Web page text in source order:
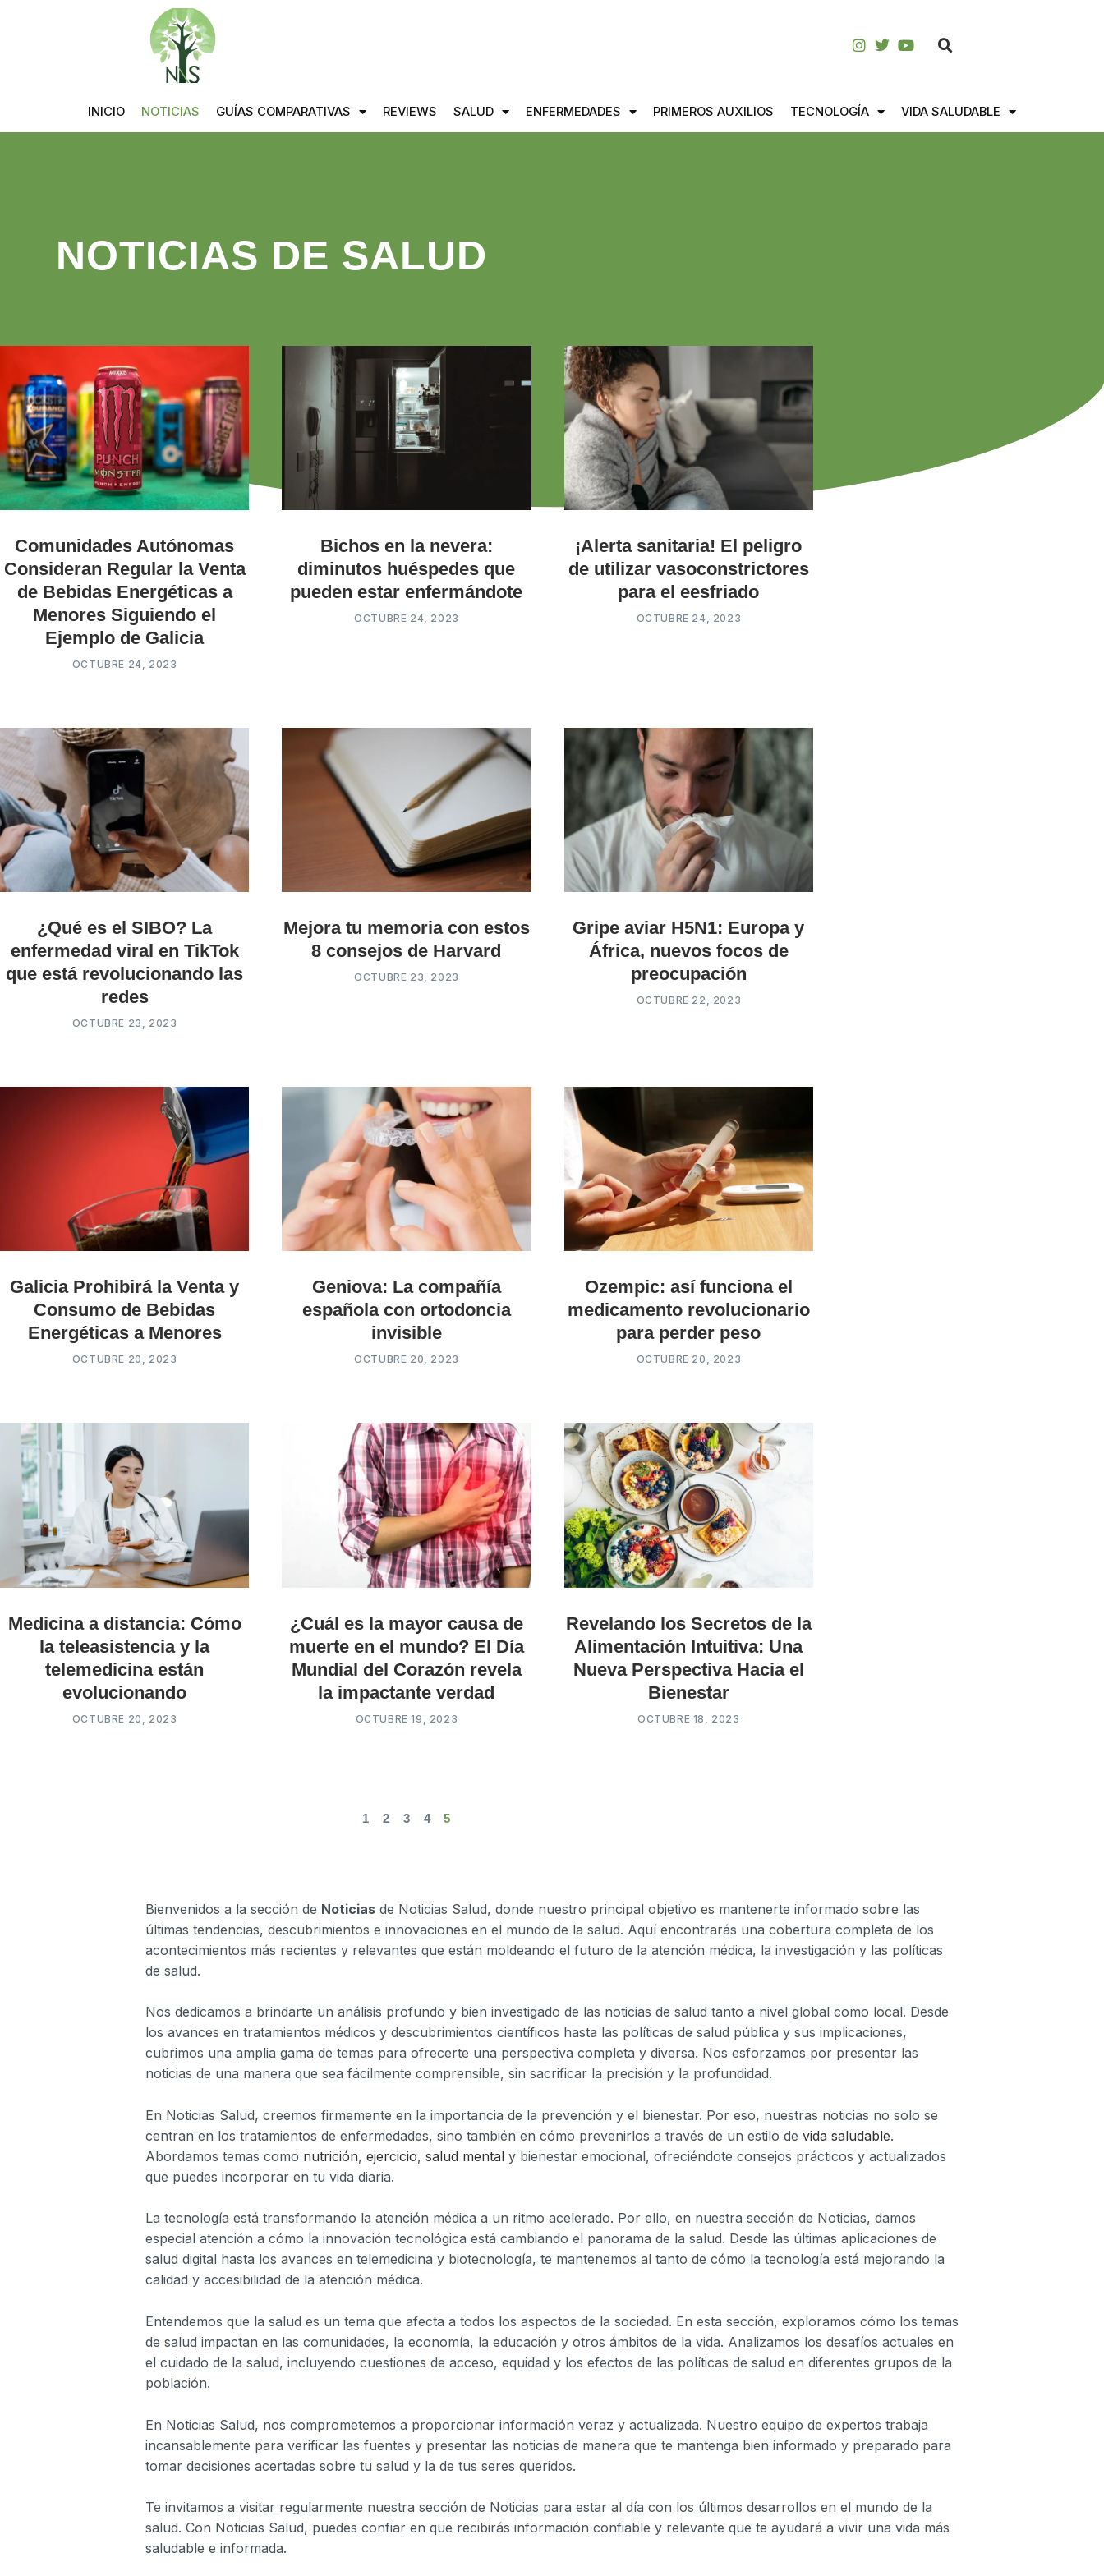
INICIO NOTICIAS GUÍAS COMPARATIVAS REVIEWS SALUD ENFERMEDADES PRIMEROS AUXILIOS TECNOLOGÍA VIDA SALUDABLE
NOTICIAS DE SALUD
Comunidades Autónomas
Consideran Regular la Venta
de Bebidas Energéticas a
Menores Siguiendo el
Ejemplo de Galicia
OCTUBRE 24, 2023
Bichos en la nevera:
diminutos huéspedes que
pueden estar enfermándote
OCTUBRE 24, 2023
¡Alerta sanitaria! El peligro
de utilizar vasoconstrictores
para el eesfriado
OCTUBRE 24, 2023
¿Qué es el SIBO? La
enfermedad viral en TikTok
que está revolucionando las
redes
OCTUBRE 23, 2023
Mejora tu memoria con estos
8 consejos de Harvard
OCTUBRE 23, 2023
Gripe aviar H5N1: Europa y
África, nuevos focos de
preocupación
OCTUBRE 22, 2023
Galicia Prohibirá la Venta y
Consumo de Bebidas
Energéticas a Menores
OCTUBRE 20, 2023
Geniova: La compañía
española con ortodoncia
invisible
OCTUBRE 20, 2023
Ozempic: así funciona el
medicamento revolucionario
para perder peso
OCTUBRE 20, 2023
Medicina a distancia: Cómo
la teleasistencia y la
telemedicina están
evolucionando
OCTUBRE 20, 2023
¿Cuál es la mayor causa de
muerte en el mundo? El Día
Mundial del Corazón revela
la impactante verdad
OCTUBRE 19, 2023
Revelando los Secretos de la
Alimentación Intuitiva: Una
Nueva Perspectiva Hacia el
Bienestar
OCTUBRE 18, 2023
1 2 3 4 5
Bienvenidos a la sección de Noticias de Noticias Salud, donde nuestro principal objetivo es mantenerte informado sobre las
últimas tendencias, descubrimientos e innovaciones en el mundo de la salud. Aquí encontrarás una cobertura completa de los
acontecimientos más recientes y relevantes que están moldeando el futuro de la atención médica, la investigación y las políticas
de salud.
Nos dedicamos a brindarte un análisis profundo y bien investigado de las noticias de salud tanto a nivel global como local. Desde
los avances en tratamientos médicos y descubrimientos científicos hasta las políticas de salud pública y sus implicaciones,
cubrimos una amplia gama de temas para ofrecerte una perspectiva completa y diversa. Nos esforzamos por presentar las
noticias de una manera que sea fácilmente comprensible, sin sacrificar la precisión y la profundidad.
En Noticias Salud, creemos firmemente en la importancia de la prevención y el bienestar. Por eso, nuestras noticias no solo se
centran en los tratamientos de enfermedades, sino también en cómo prevenirlos a través de un estilo de vida saludable.
Abordamos temas como nutrición, ejercicio, salud mental y bienestar emocional, ofreciéndote consejos prácticos y actualizados
que puedes incorporar en tu vida diaria.
La tecnología está transformando la atención médica a un ritmo acelerado. Por ello, en nuestra sección de Noticias, damos
especial atención a cómo la innovación tecnológica está cambiando el panorama de la salud. Desde las últimas aplicaciones de
salud digital hasta los avances en telemedicina y biotecnología, te mantenemos al tanto de cómo la tecnología está mejorando la
calidad y accesibilidad de la atención médica.
Entendemos que la salud es un tema que afecta a todos los aspectos de la sociedad. En esta sección, exploramos cómo los temas
de salud impactan en las comunidades, la economía, la educación y otros ámbitos de la vida. Analizamos los desafíos actuales en
el cuidado de la salud, incluyendo cuestiones de acceso, equidad y los efectos de las políticas de salud en diferentes grupos de la
población.
En Noticias Salud, nos comprometemos a proporcionar información veraz y actualizada. Nuestro equipo de expertos trabaja
incansablemente para verificar las fuentes y presentar las noticias de manera que te mantenga bien informado y preparado para
tomar decisiones acertadas sobre tu salud y la de tus seres queridos.
Te invitamos a visitar regularmente nuestra sección de Noticias para estar al día con los últimos desarrollos en el mundo de la
salud. Con Noticias Salud, puedes confiar en que recibirás información confiable y relevante que te ayudará a vivir una vida más
saludable e informada.